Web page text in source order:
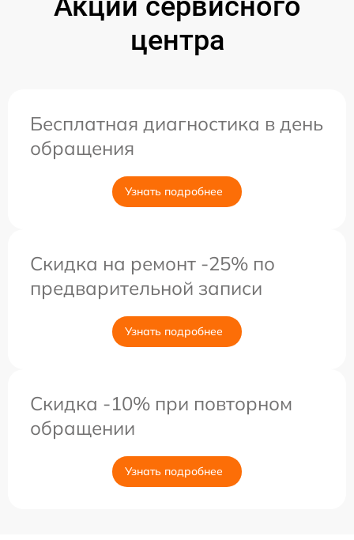
Акции сервисного
центра
Бесплатная диагностика в день
обращения
Узнать подробнее
Скидка на ремонт -25% по
предварительной записи
Узнать подробнее
Скидка -10% при повторном
обращении
Узнать подробнее